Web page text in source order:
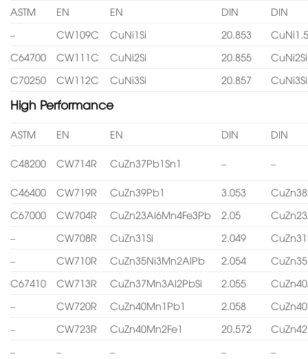
ASTM EN EN DIN
DIN
–
CW109C CuNi1Si 20.853
C64700
CW111C CuNi2Si 20.855
CuNi2Si
C70250
CW112C CuNi3Si 20.857 CuNi3Si
High Performance
ASTM EN EN DIN DIN
C48200 CW714R CuZn37Pb1Sn1 – –
C46400 CW719R CuZn39Pb1 3.053
C67000
CW704R CuZn23Al6Mn4Fe3Pb 2.05
–
CW708R CuZn31Si 2.049
–
CW710R CuZn35Ni3Mn2AlPb 2.054
C67410
CW713R CuZn37Mn3Al2PbSi 2.055
–
CW720R CuZn40Mn1Pb1 2.058
–
CW723R CuZn40Mn2Fe1 20.572
–
– – –
–